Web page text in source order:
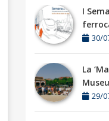
I
30/
La
29/